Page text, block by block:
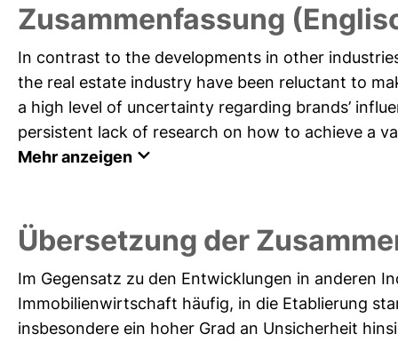
Zusammenfassung
In contrast to the developments in other
the real estate industry have been reluctant to
a high level of uncertainty regarding brands’
persistent lack of research on how to achieve a
Mehr anzeigen
Übersetzung der
Im Gegensatz zu den Entwicklungen in anderen
Immobilienwirtschaft häufig, in die Etablierung
insbesondere ein hoher Grad an Unsicherheit